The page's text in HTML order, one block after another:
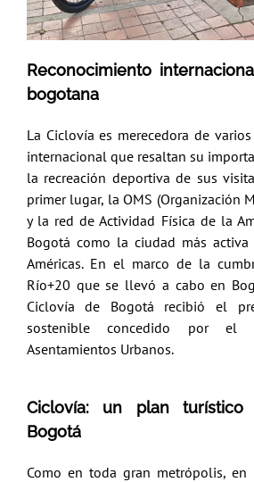
Reconocimiento
bogotana
La Ciclovía es merecedora de
internacional que resaltan su
la recreación deportiva de sus
primer lugar, la OMS (Organización
y la red de Actividad Física de la
Bogotá como la ciudad más
Américas. En el marco de la
Río+20 que se llevó a cabo en
Ciclovía de Bogotá recibió el
sostenible concedido por el
Asentamientos Urbanos.
Ciclovía: un plan turístico
Bogotá
Como en toda gran metrópolis,